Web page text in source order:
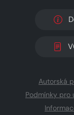
Autorská
Podmínky pro